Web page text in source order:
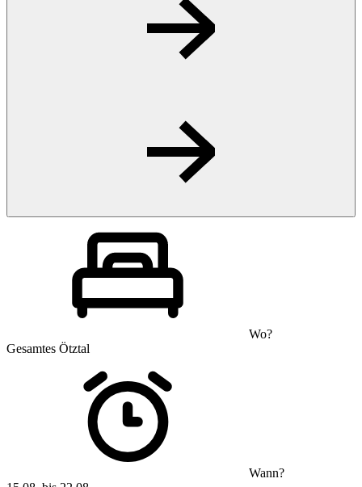
Wo?
Gesamtes Ötztal
Wann?